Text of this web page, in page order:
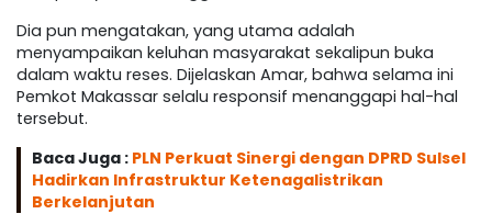
Dia pun mengatakan, yang utama adalah
menyampaikan keluhan masyarakat sekalipun buka
dalam waktu reses. Dijelaskan Amar, bahwa selama ini
Pemkot Makassar selalu responsif menanggapi hal-hal
tersebut.
Baca Juga : PLN Perkuat Sinergi dengan DPRD Sulsel
Hadirkan Infrastruktur Ketenagalistrikan
Berkelanjutan